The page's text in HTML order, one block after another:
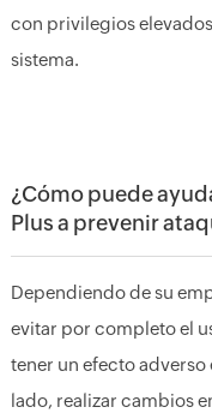
con privilegios
sistema.
¿Cómo puede
Plus a prevenir
Dependiendo de su
evitar por completo el
tener un efecto
lado, realizar cambios